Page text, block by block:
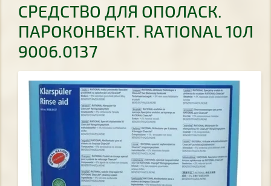
СРЕДСТВО ДЛЯ ОПОЛАСК.
ПАРОКОНВЕКТ. RATIONAL 10Л
9006.0137